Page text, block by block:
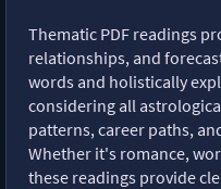
Thematic PDF readings
relationships, and
words and holistically
considering all
patterns, career paths,
Whether it's romance,
these readings provide